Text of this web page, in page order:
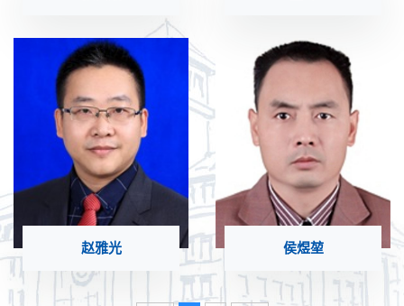
赵雅光 侯煜堃